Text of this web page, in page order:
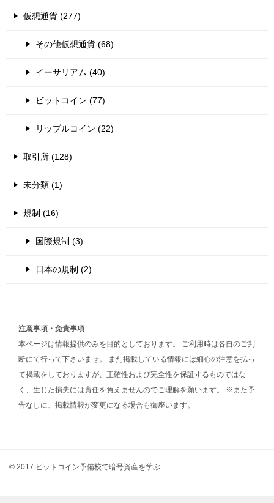
仮想通貨 (277)
その他仮想通貨 (68)
イーサリアム (40)
ビットコイン (77)
リップルコイン (22)
取引所 (128)
未分類 (1)
規制 (16)
国際規制 (3)
日本の規制 (2)
注意事項・免責事項
本ページは情報提供のみを目的としております。 ご利用時は各自のご判
断にて行って下さいませ。 また掲載している情報には細心の注意を払っ
て掲載をしておりますが、正確性および完全性を保証するものではな
く、生じた損失には責任を負えませんのでご理解を願います。 ※また予
告なしに、掲載情報が変更になる場合も御座います。
© 2017 ビットコイン予備校で暗号資産を学ぶ